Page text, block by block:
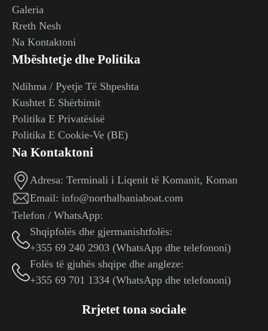
Galeria
Rreth Nesh
Na Kontaktoni
Mbështetje dhe Politika
Ndihma / Pyetje Të Shpeshta
Kushtet E Shërbimit
Politika E Privatësisë
Politika E Cookie-Ve (BE)
Na Kontaktoni
Adresa: Terminali i Liqenit të Komanit, Koman
Email: info@northalbaniaboat.com
Telefon / WhatsApp:
Shqipfolës dhe gjermanishtfolës:
+355 69 240 2903 (WhatsApp dhe telefononi)
Folës të gjuhës shqipe dhe angleze:
+355 69 701 1334 (WhatsApp dhe telefononi)
Rrjetet tona sociale